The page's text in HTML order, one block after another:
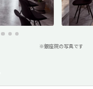
3 4 5
※銀座院の写真です